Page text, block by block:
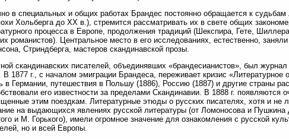
в специальных и общих работах Брандес постоянно обращается к судьбам
Хольберга до XX в.), стремится рассматривать их в свете общих
процесса в Европе, продолжения традиций (Шекспира, Гете,
романистов). Центральное место в его исследованиях, естественно,
Стриндберга, мастеров скандинавской прозы.
скандинавских писателей, объединявших «брандесианистов», был
В 1877 г., с началом эмиграции Брандеса, переживает кризис «Литературное
в Германии, путешествия в Польшу (1886), Россию (1887) и другие страны
его известности за пределами Скандинавии. В 1888 г. появляются
этим поездкам. Литературные этюды о русских писателях, хотя и не
на выдающихся явлениях русской литературы (от Ломоносова и Пушкина
и М. Горького), имели огромное значение для ознакомления с русской
но и всей Европы.